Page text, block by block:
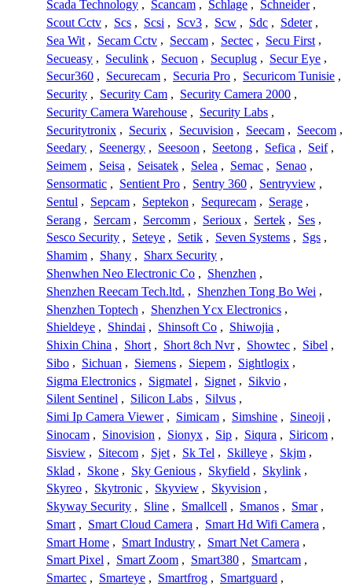
Scada Technology , Scancam , Schlage , Schneider ,
Scout Cctv , Scs , Scsi , Scv3 , Scw , Sdc , Sdeter ,
Sea Wit , Secam Cctv , Seccam , Sectec , Secu First ,
Secueasy , Seculink , Secuon , Secuplug , Secur Eye ,
Secur360 , Securecam , Securia Pro , Securicom Tunisie ,
Security , Security Cam , Security Camera 2000 ,
Security Camera Warehouse , Security Labs ,
Securitytronix , Securix , Secuvision , Seecam , Seecom ,
Seedary , Seenergy , Seesoon , Seetong , Sefica , Seif ,
Seimem , Seisa , Seisatek , Selea , Semac , Senao ,
Sensormatic , Sentient Pro , Sentry 360 , Sentryview ,
Sentul , Sepcam , Septekon , Sequrecam , Serage ,
Serang , Sercam , Sercomm , Serioux , Sertek , Ses ,
Sesco Security , Seteye , Setik , Seven Systems , Sgs ,
Shamim , Shany , Sharx Security ,
Shenwhen Neo Electronic Co , Shenzhen ,
Shenzhen Reecam Tech.ltd. , Shenzhen Tong Bo Wei ,
Shenzhen Toptech , Shenzhen Ycx Electronics ,
Shieldeye , Shindai , Shinsoft Co , Shiwojia ,
Shixin China , Short , Short 8ch Nvr , Showtec , Sibel ,
Sibo , Sichuan , Siemens , Siepem , Sightlogix ,
Sigma Electronics , Sigmatel , Signet , Sikvio ,
Silent Sentinel , Silicon Labs , Silvus ,
Simi Ip Camera Viewer , Simicam , Simshine , Sineoji ,
Sinocam , Sinovision , Sionyx , Sip , Siqura , Siricom ,
Sisview , Sitecom , Sjet , Sk Tel , Skilleye , Skjm ,
Sklad , Skone , Sky Genious , Skyfield , Skylink ,
Skyreo , Skytronic , Skyview , Skyvision ,
Skyway Security , Sline , Smallcell , Smanos , Smar ,
Smart , Smart Cloud Camera , Smart Hd Wifi Camera ,
Smart Home , Smart Industry , Smart Net Camera ,
Smart Pixel , Smart Zoom , Smart380 , Smartcam ,
Smartec , Smarteye , Smartfrog , Smartguard ,